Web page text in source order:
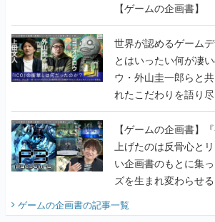
【ゲームの企画書】
世界が認めるゲーム
とはいったい何が凄
ウ・外山圭一郎らと
れたこだわりを語り
画書】
【ゲームの企画書】
上げたのは反骨心と
い企画書のもとに集
ズを生まれ変わらせ
ビュー】
ゲームの企画書の記事一覧